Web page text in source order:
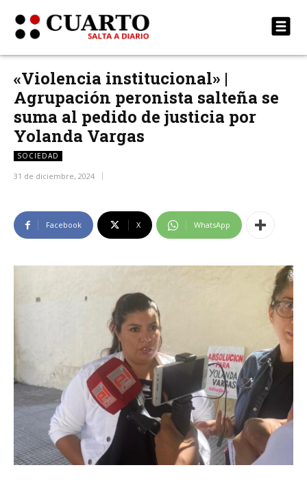
«Violencia institucional» |
Agrupación peronista salteña se
suma al pedido de justicia por
Yolanda Vargas
SOCIEDAD
31 de diciembre, 2024
Facebook X WhatsApp